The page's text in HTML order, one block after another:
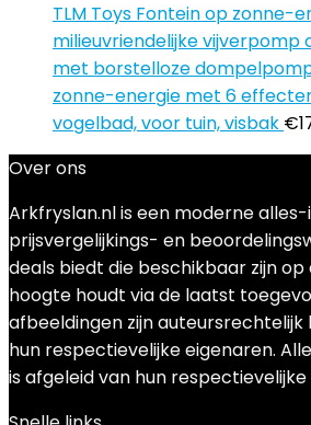
TLM Toys Fontein op zonne-
milieuvriendelijke vijverpomp
met borstelloze
zonne-energie met 6
vogelbad, voor tuin, visbak €
Over ons
Arkfryslan.nl is een moderne
prijsvergelijkings- en
deals biedt die beschikbaar zijn
hoogte houdt via de laatst
afbeeldingen zijn
hun respectievelijke eigenaren.
is afgeleid van hun